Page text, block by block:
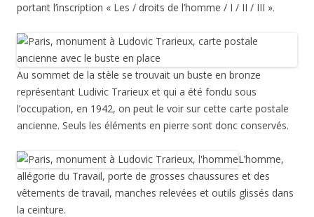
portant l’inscription « Les / droits de l’homme / I / II / III ».
Au sommet de la stèle se trouvait un buste en bronze
représentant Ludivic Trarieux et qui a été fondu sous
l’occupation, en 1942, on peut le voir sur cette carte postale
ancienne. Seuls les éléments en pierre sont donc conservés.
L’homme,
allégorie du Travail, porte de grosses chaussures et des
vêtements de travail, manches relevées et outils glissés dans
la ceinture.